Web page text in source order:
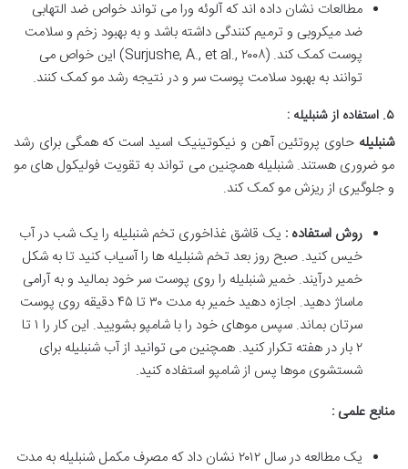
مطالعات نشان داده اند که آلوئه ورا می تواند خواص ضد التهابی
ضد میکروبی و ترمیم کنندگی داشته باشد و به بهبود زخم و سلامت
پوست کمک کند. (Surjushe, A., et al., ۲۰۰۸) این خواص می
توانند به بهبود سلامت پوست سر و در نتیجه رشد مو کمک کنند.
۵. استفاده از شنبلیله :
شنبلیله حاوی پروتئین آهن و نیکوتینیک اسید است که همگی برای رشد
مو ضروری هستند. شنبلیله همچنین می تواند به تقویت فولیکول های مو
و جلوگیری از ریزش مو کمک کند.
روش استفاده : یک قاشق غذاخوری تخم شنبلیله را یک شب در آب
خیس کنید. صبح روز بعد تخم شنبلیله ها را آسیاب کنید تا به شکل
خمیر درآیند. خمیر شنبلیله را روی پوست سر خود بمالید و به آرامی
ماساژ دهید. اجازه دهید خمیر به مدت ۳۰ تا ۴۵ دقیقه روی پوست
سرتان بماند. سپس موهای خود را با شامپو بشویید. این کار را ۱ تا
۲ بار در هفته تکرار کنید. همچنین می توانید از آب شنبلیله برای
شستشوی موها پس از شامپو استفاده کنید.
منابع علمی :
یک مطالعه در سال ۲۰۱۲ نشان داد که مصرف مکمل شنبلیله به مدت